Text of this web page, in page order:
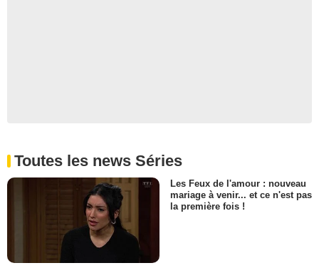
Toutes les news Séries
Les Feux de l'amour : nouveau
mariage à venir... et ce n'est pas
la première fois !